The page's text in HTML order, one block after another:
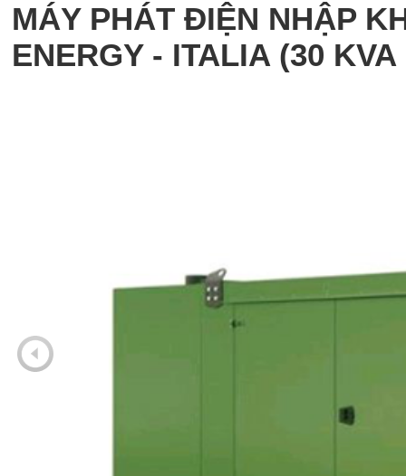
MÁY PHÁT ĐIỆN NHẬP
ENERGY - ITALIA (30